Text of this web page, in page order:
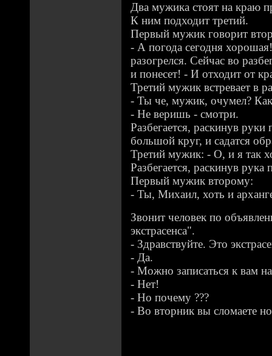
Два мужика стоят на краю
К ним подходит третий.
Первый мужик говорит
- А погода сегодня
разогрелся. Сейчас во
и понесет! - И отходит от
Третий мужик встревает в
- Ты че, мужик, очумел?
- Не веришь - смотри.
Разбегается, раскинув руки
большой круг, и садатся
Третий мужик: - О, и я так
Разбегается, раскинув
Первый мужик второму:
- Ты, Михаил, хоть и
Звонит человек по
экстpасенса".
- Здpавствyйте. Это
- Да.
- Можно записаться к вам
- Hет!
- Hо почемy ???
- Во втоpник вы сломаете